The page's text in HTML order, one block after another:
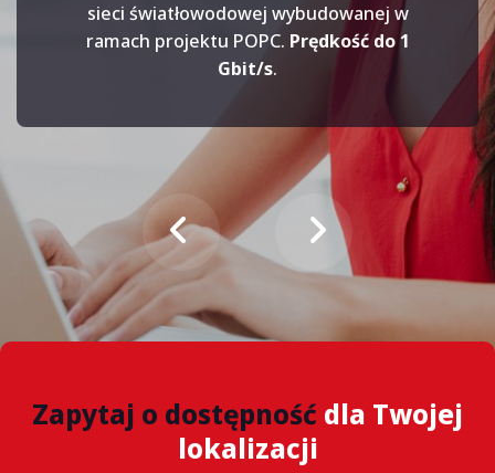
sieci światłowodowej wybudowanej w
ramach projektu POPC. Prędkość do 1
Gbit/s.
od
Nowoczesny
od
Wzmacniacz Sieci
ekstremalnie niski
Zapytaj o dostępność dla Twojej
lokalizacji